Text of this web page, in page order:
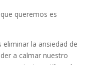
queremos es
la ansiedad de
a calmar nuestro